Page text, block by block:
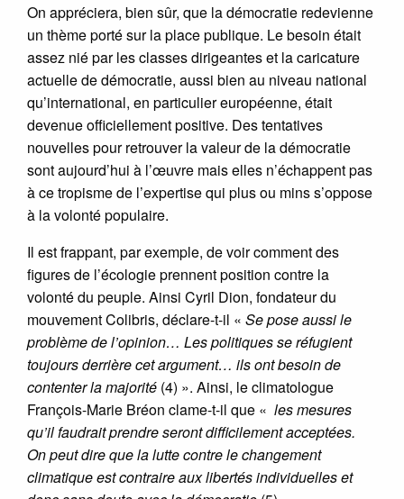
On appréciera, bien sûr, que la démocratie redevienne
un thème porté sur la place publique. Le besoin était
assez nié par les classes dirigeantes et la caricature
actuelle de démocratie, aussi bien au niveau national
qu’international, en particulier européenne, était
devenue officiellement positive. Des tentatives
nouvelles pour retrouver la valeur de la démocratie
sont aujourd’hui à l’œuvre mais elles n’échappent pas
à ce tropisme de l’expertise qui plus ou mins s’oppose
à la volonté populaire.
Il est frappant, par exemple, de voir comment des
figures de l’écologie prennent position contre la
volonté du peuple. Ainsi Cyril Dion, fondateur du
mouvement Colibris, déclare-t-il « Se pose aussi le
problème de l’opinion… Les politiques se réfugient
toujours derrière cet argument… ils ont besoin de
contenter la majorité (4) ». Ainsi, le climatologue
François-Marie Bréon clame-t-il que « les mesures
qu’il faudrait prendre seront difficilement acceptées.
On peut dire que la lutte contre le changement
climatique est contraire aux libertés individuelles et